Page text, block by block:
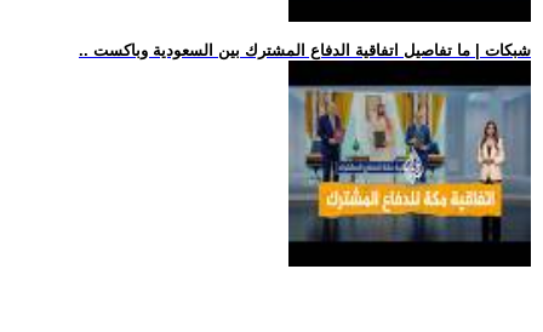
.. شبكات | ما تفاصيل اتفاقية الدفاع المشترك بين السعودية وباكست